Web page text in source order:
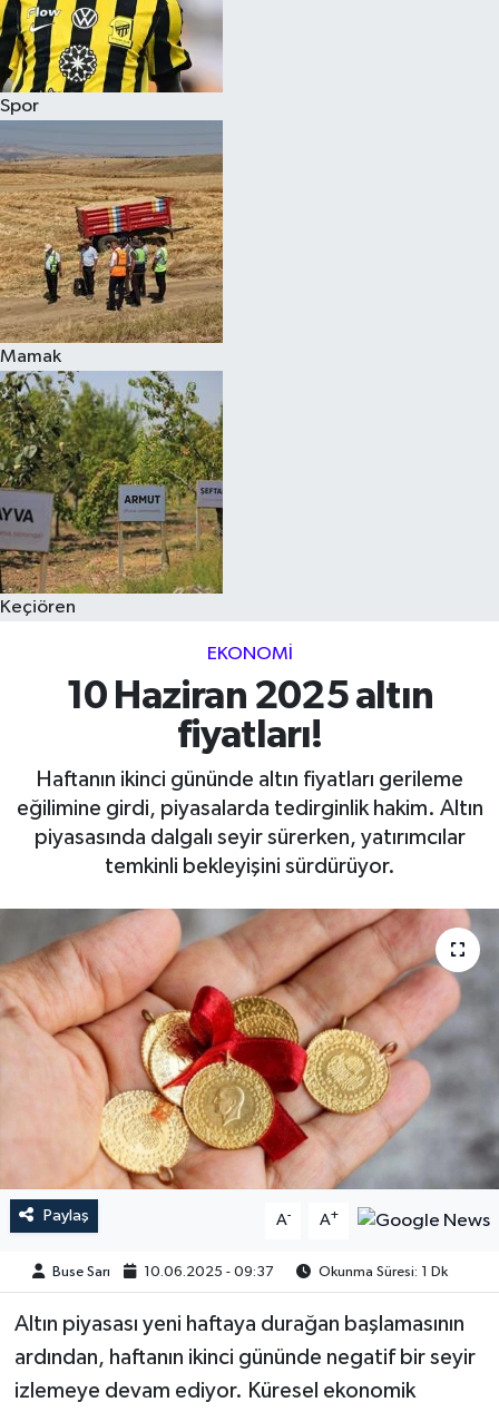
Spor
Mamak
Keçiören
EKONOMI
10 Haziran 2025 altın
fiyatları!
Haftanın ikinci gününde altın fiyatları gerileme
eğilimine girdi, piyasalarda tedirginlik hakim. Altın
piyasasında dalgalı seyir sürerken, yatırımcılar
temkinli bekleyişini sürdürüyor.
Paylaş A- A+
Buse Sarı 10.06.2025 - 09:37 Okunma Süresi: 1 Dk
Altın piyasası yeni haftaya durağan başlamasının
ardından, haftanın ikinci gününde negatif bir seyir
izlemeye devam ediyor. Küresel ekonomik